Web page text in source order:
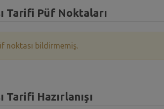
Tarifi Püf Noktaları
noktası bildirmemiş.
Tarifi Hazırlanışı